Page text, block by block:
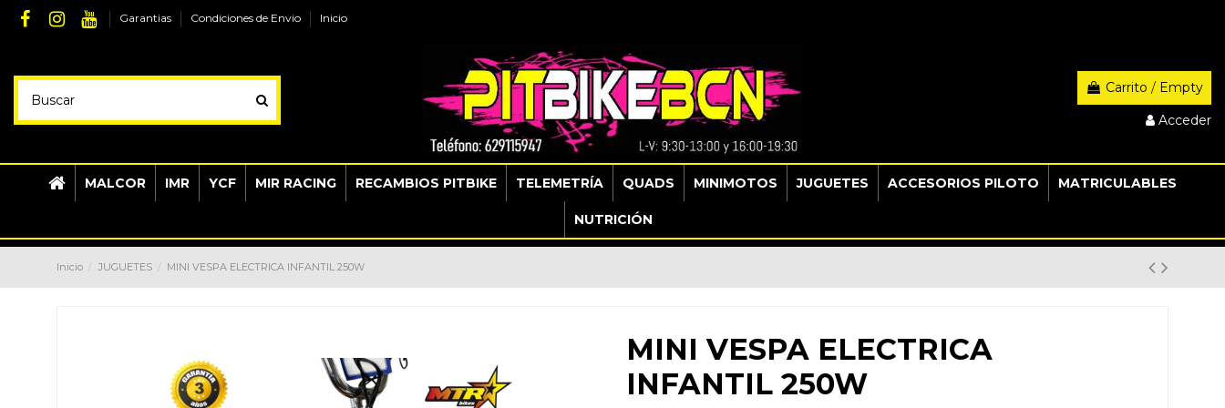
Garantias Condiciones de Envio Inicio
Carrito / Empty
Acceder
MALCOR IMR YCF MIR RACING RECAMBIOS PITBIKE TELEMETRÍA QUADS MINIMOTOS JUGUETES ACCESORIOS PILOTO MATRICULABLES
NUTRICIÓN
Inicio JUGUETES MINI VESPA ELECTRICA INFANTIL 250W
MINI VESPA ELECTRICA
INFANTIL 250W